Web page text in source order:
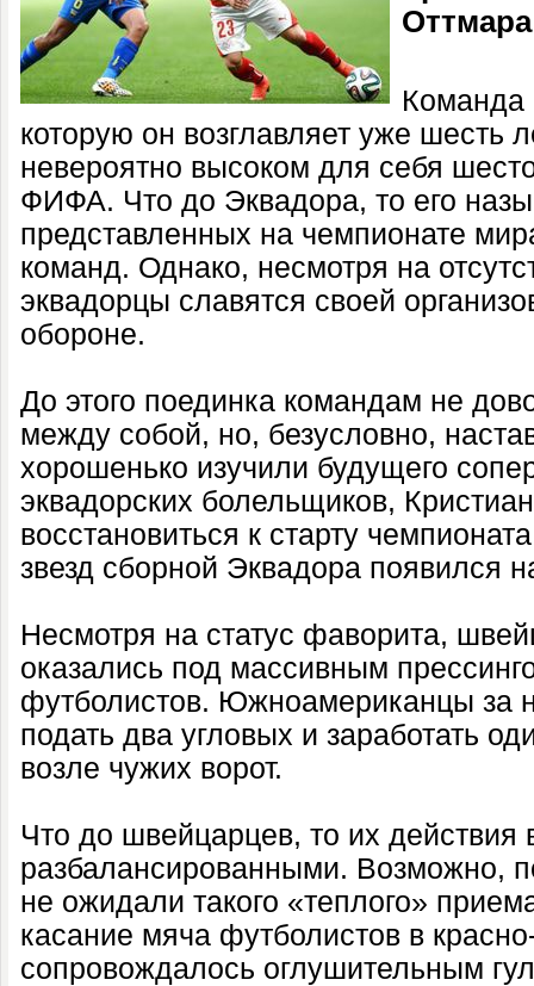
Команда
которую он возглавляет уже шесть
невероятно высоком для себя
ФИФА. Что до Эквадора, то его
представленных на чемпионате
команд. Однако, несмотря на
эквадорцы славятся своей
обороне.
До этого поединка командам не
между собой, но, безусловно,
хорошенько изучили будущего
эквадорских болельщиков,
восстановиться к старту
звезд сборной Эквадора появился
Несмотря на статус фаворита,
оказались под массивным
футболистов. Южноамериканцы за
подать два угловых и заработать
возле чужих ворот.
Что до швейцарцев, то их действия
разбалансированными. Возможно,
не ожидали такого «теплого»
касание мяча футболистов в
сопровождалось оглушительным